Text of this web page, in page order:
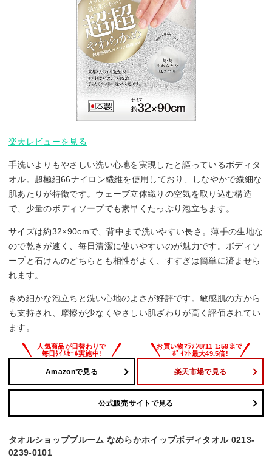
楽天レビューを見る
手洗いよりもやさしい洗い心地を実現したと謳っているボディタ
オル。超極細66ナイロン繊維を使用しており、しなやかで繊細な
肌あたりが特徴です。ウェーブ立体織りの空気を取り込む構造
で、少量のボディソープでも素早くたっぷり泡立ちます。
サイズは約32×90cmで、背中まで洗いやすい長さ。薄手の生地な
ので乾きが速く、毎日清潔に使いやすいのが魅力です。ボディソ
ープと石けんのどちらとも相性がよく、すすぎは簡単に済ませら
れます。
きめ細かな泡立ちと洗い心地のよさが好評です。敏感肌の方から
も支持され、摩擦が少なくやさしい肌ざわりが高く評価されてい
ます。
Amazonで見る 楽天市場で見る
公式販売サイトで見る
タオルショップブルーム なめらかホイップボディタオル 0213-
0239-0101